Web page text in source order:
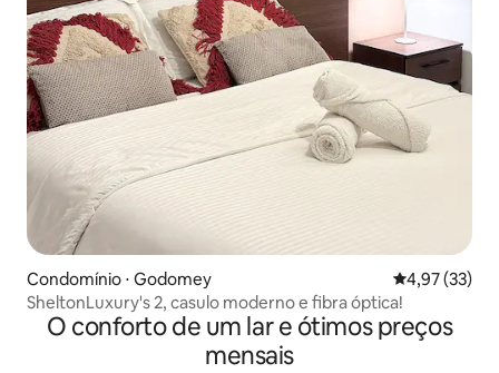
Condomínio ⋅ Godomey 4,97 de uma
4,97 (33)
SheltonLuxury's 2, casulo moderno e fibra óptica!
O conforto de um lar e ótimos preços
mensais